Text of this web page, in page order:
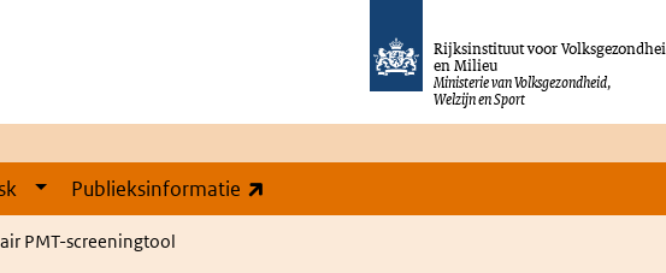
Rijksinstituut voor
en Milieu
Ministerie van Volksgezondheid,
Welzijn en Sport
Publieksinformatie
PMT-screeningtool